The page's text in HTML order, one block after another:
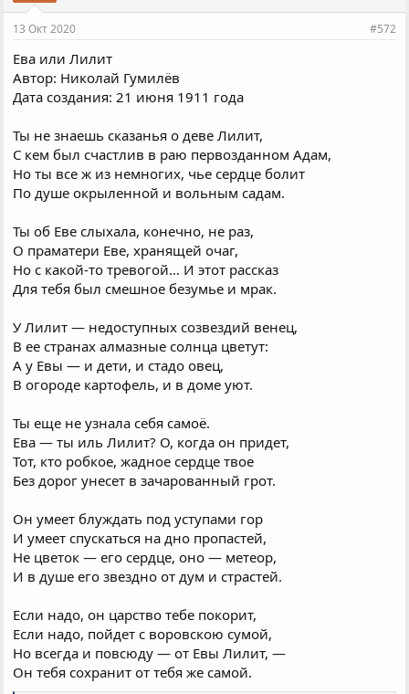
13 Окт 2020 #572
Ева или Лилит
Автор: Николай Гумилёв
Дата создания: 21 июня 1911 года
Ты не знаешь сказанья о деве Лилит,
С кем был счастлив в раю первозданном Адам,
Но ты все ж из немногих, чье сердце болит
По душе окрыленной и вольным садам.
Ты об Еве слыхала, конечно, не раз,
О праматери Еве, хранящей очаг,
Но с какой-то тревогой… И этот рассказ
Для тебя был смешное безумье и мрак.
У Лилит — недоступных созвездий венец,
В ее странах алмазные солнца цветут:
А у Евы — и дети, и стадо овец,
В огороде картофель, и в доме уют.
Ты еще не узнала себя самоё.
Ева — ты иль Лилит? О, когда он придет,
Тот, кто робкое, жадное сердце твое
Без дорог унесет в зачарованный грот.
Он умеет блуждать под уступами гор
И умеет спускаться на дно пропастей,
Не цветок — его сердце, оно — метеор,
И в душе его звездно от дум и страстей.
Если надо, он царство тебе покорит,
Если надо, пойдет с воровскою сумой,
Но всегда и повсюду — от Евы Лилит, —
Он тебя сохранит от тебя же самой.